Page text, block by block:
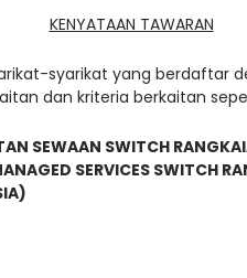
KENYATAAN TAWARAN
syarikat yang berdaftar
dan kriteria berkaitan
SEWAAN SWITCH
SERVICES SWITCH